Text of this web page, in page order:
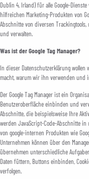
Dublin 4, Irland) für alle Google-
hilfreichen Marketing-Produkten von
Abschnitte von diversen
und verwalten.
Was ist der Google Tag Manager?
In dieser Datenschutzerklärung wollen
macht, warum wir ihn verwenden und
Der Google Tag Manager ist ein
Benutzeroberfläche einbinden und
Abschnitte, die beispielsweise Ihre
werden JavaScript-Code-Abschnitte in
von google-internen Produkten wie
Unternehmen können über den
übernehmen unterschiedliche
Daten füttern, Buttons einbinden,
verfolgen.